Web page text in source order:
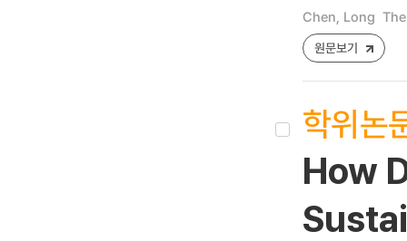
Chen, Long
원문보기
학위논
How